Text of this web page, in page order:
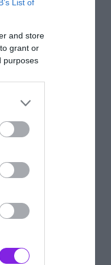
List of
and store
grant or
purposes